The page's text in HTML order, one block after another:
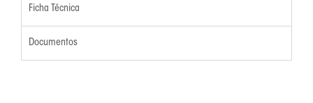
Ficha Técnica
Documentos